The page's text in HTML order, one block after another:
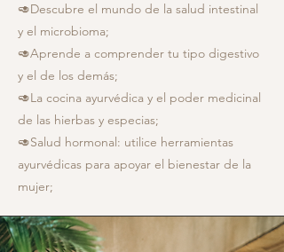
🥑Descubre el mundo de la salud intestinal
y el microbioma;
🥑Aprende a comprender tu tipo digestivo
y el de los demás;
🥑La cocina ayurvédica y el poder medicinal
de las hierbas y especias;
🥑Salud hormonal: utilice herramientas
ayurvédicas para apoyar el bienestar de la
mujer;